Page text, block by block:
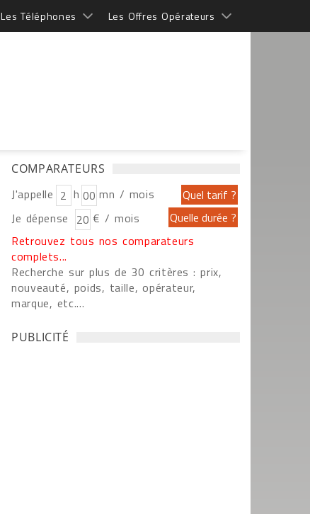
Les Téléphones Les Offres Opérateurs
COMPARATEURS
J'appelle h
mn / mois
Je dépense
€ / mois
Retrouvez tous nos comparateurs
complets...
Recherche sur plus de 30 critères : prix,
nouveauté, poids, taille, opérateur,
marque, etc....
PUBLICITÉ